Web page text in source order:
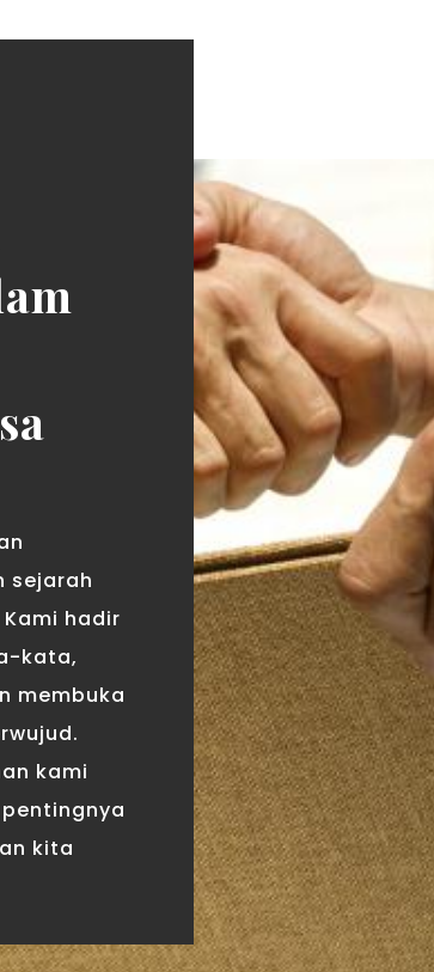
sejarah
hadir
kata,
membuka
kami
kita